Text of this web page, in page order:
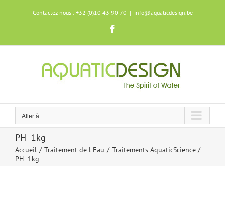
Contactez nous : +32 (0)10 43 90 70 | info@aquaticdesign.be
Aller à...
PH- 1kg
Accueil Traitement de l Eau
Traitements AquaticScience
PH- 1kg